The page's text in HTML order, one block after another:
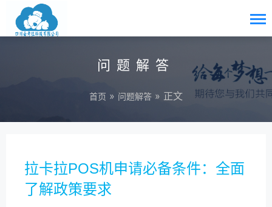
问题解答
首页 » 问题解答 » 正文
拉卡拉POS机申请必备条件：全面
了解政策要求